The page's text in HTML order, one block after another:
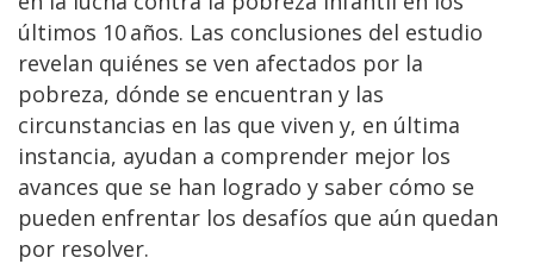
últimos 10 años. Las conclusiones del estudio
revelan quiénes se ven afectados por la
pobreza, dónde se encuentran y las
circunstancias en las que viven y, en última
instancia, ayudan a comprender mejor los
avances que se han logrado y saber cómo se
pueden enfrentar los desafíos que aún quedan
por resolver.